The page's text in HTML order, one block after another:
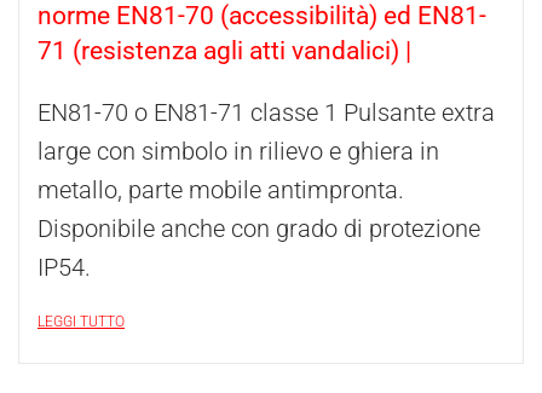
norme EN81-70 (accessibilità) ed EN81-
71 (resistenza agli atti vandalici) |
EN81-70 o EN81-71 classe 1 Pulsante extra
large con simbolo in rilievo e ghiera in
metallo, parte mobile antimpronta.
Disponibile anche con grado di protezione
IP54.
LEGGI TUTTO